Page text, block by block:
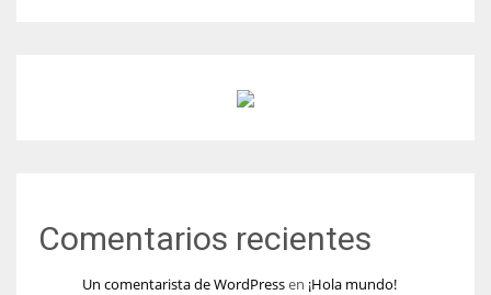
Comentarios recientes
Un comentarista de WordPressen ¡Hola mundo!